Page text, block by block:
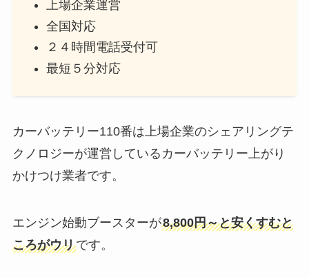
上場企業運営
全国対応
２４時間電話受付可
最短５分対応
カーバッテリー110番は上場企業のシェアリングテ
クノロジーが運営しているカーバッテリー上がり
かけつけ業者です。
エンジン始動ブースターが8,800円～と安くすむと
ころがウリです。